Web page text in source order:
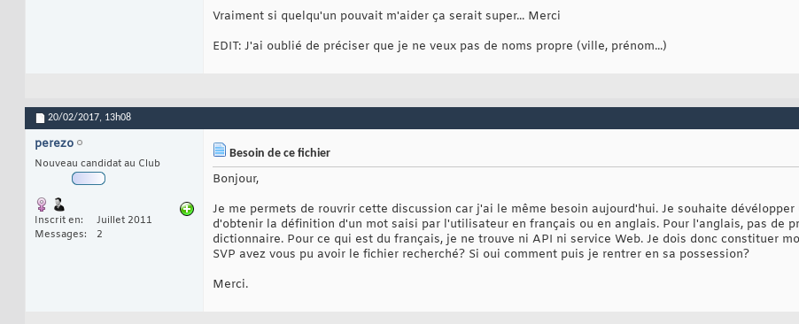
Vraiment si quelqu'un pouvait m'aider ça serait super... Merci
EDIT: J'ai oublié de préciser que je ne veux pas de noms propre (ville, prénom...)
20/02/2017, 13h08
perezo
Nouveau candidat au Club
Inscrit en
Juillet 2011
Messages
2
Besoin de ce fichier
Bonjour,
Je me permets de rouvrir cette discussion car j'ai le même besoin aujourd'hui. Je souhaite
d'obtenir la définition d'un mot saisi par l'utilisateur en français ou en anglais. Pour l'anglais, pas de
dictionnaire. Pour ce qui est du français, je ne trouve ni API ni service Web. Je dois donc constituer
SVP avez vous pu avoir le fichier recherché? Si oui comment puis je rentrer en sa possession?
Merci.